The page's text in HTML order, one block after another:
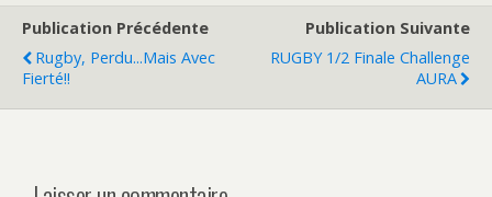
Publication Précédente
Rugby, Perdu...mais Avec
Fierté!!
Publication Suivante
RUGBY 1/2 Finale Challenge
AURA